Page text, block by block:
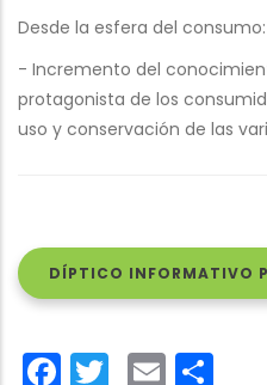
Desde la esfera del consumo:
- Incremento del
protagonista de los
uso y conservación de las
DÍPTICO INFORMATIVO
Facebook
Twitter
Email